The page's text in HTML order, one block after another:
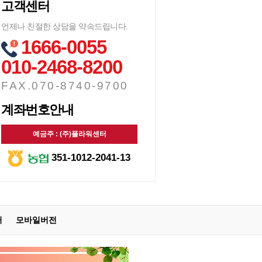
고객센터
언제나 친절한 상담을 약속드립니다.
1666-0055
010-2468-8200
FAX.070-8740-9700
계좌번호안내
예금주 : (주)플라워센터
351-1012-2041-13
모바일버전